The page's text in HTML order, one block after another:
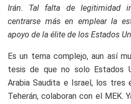
Irán. Tal falta de legitimidad
centrarse más en emplear la
apoyo de la élite de los Estados
Es un tema complejo, aun así
tesis de que no solo Estados
Arabia Saudita e Israel, los tres
Teherán, colaboran con el MEK.